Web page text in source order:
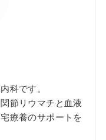
科です。
節リウマチと血液
療養のサポートを